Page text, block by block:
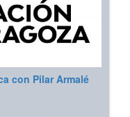
con Pilar Armalé